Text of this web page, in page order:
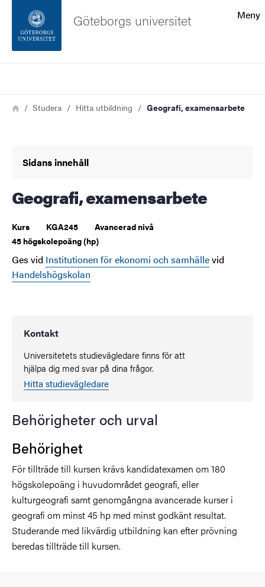
Sidfoten
Meny
Göteborgs universitet
Länkstig
HemStudera Hitta utbildning Geografi, examensarbete
Sidans innehåll
Geografi, examensarbete
Kurs KGA245
Avancerad nivå
45 högskolepoäng (hp)
Ges vid Institutionen för ekonomi och samhällevid
Handelshögskolan
Kontakt
Universitetets studievägledare finns för att
hjälpa dig med svar på dina frågor.
Hitta studievägledare
Behörigheter och urval
Behörighet
För tillträde till kursen krävs kandidatexamen om 180
högskolepoäng i huvudområdet geografi, eller
kulturgeografi samt genomgångna avancerade kurser i
geografi om minst 45 hp med minst godkänt resultat.
Studerande med likvärdig utbildning kan efter prövning
beredas tillträde till kursen.